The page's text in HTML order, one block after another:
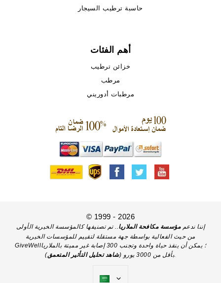
حاسبة ترطيب السيجار
أهم الفئات
خزائن ترطيب
مرطب
مرطبات أدوريني
© 1999 - 2026
إننا ندعممؤسسة مكافحة الملاريا.. تم تصنيفها كالمؤسسة الخيرية الأولى
من حيث الفعالية بواسطة جهة مستقلة لتقييم للمؤسسات الخيرية
GiveWell؛ يمكن أن ينقذ حياة واحدة وتجنب 300 إصابة غير مميتة بالملاريا
بأقل من 3000 يورو (
شاهد تحليل التأثير المتعمق ).